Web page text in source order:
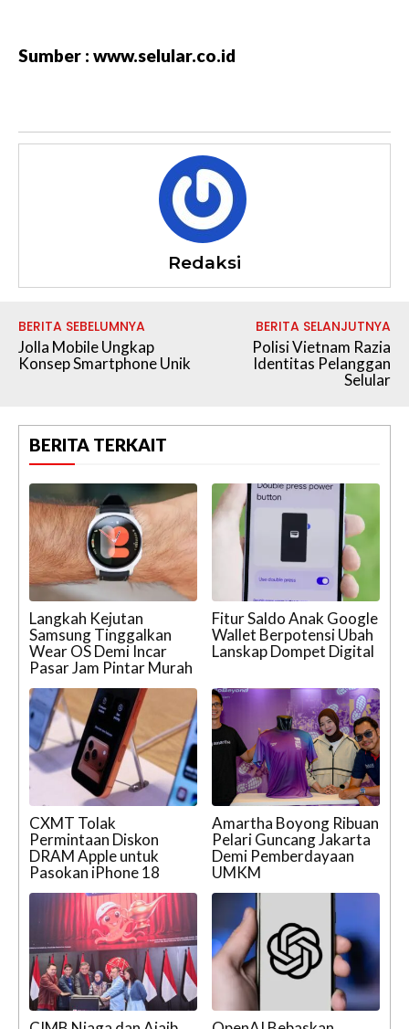
Sumber : www.selular.co.id
Redaksi
BERITA SEBELUMNYA
Jolla Mobile Ungkap
Konsep Smartphone Unik
BERITA SELANJUTNYA
Polisi Vietnam Razia
Identitas Pelanggan
Selular
BERITA TERKAIT
Langkah Kejutan
Samsung Tinggalkan
Wear OS Demi Incar
Pasar Jam Pintar Murah
Fitur Saldo Anak Google
Wallet Berpotensi Ubah
Lanskap Dompet Digital
CXMT Tolak
Permintaan Diskon
DRAM Apple untuk
Pasokan iPhone 18
Amartha Boyong Ribuan
Pelari Guncang Jakarta
Demi Pemberdayaan
UMKM